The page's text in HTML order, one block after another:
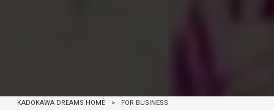
KADOKAWA DREAMS HOME > FOR BUSINESS